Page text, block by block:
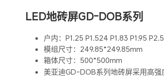
LED地砖屏GD-DOB系列
户内：P1.25 P1.524 P1.83 P1.95
模组尺寸：249.85*249.85mm
箱体尺寸：500*500mm
美亚迪GD-DOB系列地砖屏采用高